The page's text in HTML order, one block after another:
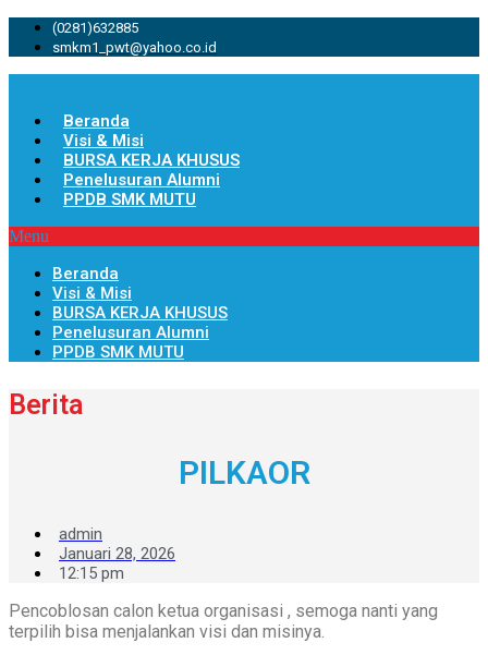
(0281)632885
smkm1_pwt@yahoo.co.id
Beranda
Visi & Misi
BURSA KERJA KHUSUS
Penelusuran Alumni
PPDB SMK MUTU
Menu
Beranda
Visi & Misi
BURSA KERJA KHUSUS
Penelusuran Alumni
PPDB SMK MUTU
Berita
PILKAOR
admin
Januari 28, 2026
12:15 pm
Pencoblosan calon ketua organisasi , semoga nanti yang
terpilih bisa menjalankan visi dan misinya.